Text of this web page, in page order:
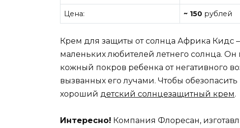
Цена: ~ 150 рублей
Крем для защиты от солнца Африка Кидс
маленьких любителей летнего солнца.
кожный покров ребенка от негативного
вызванных его лучами. Чтобы
хороший детский солнцезащитный крем.
Интересно! Компания Флоресан,